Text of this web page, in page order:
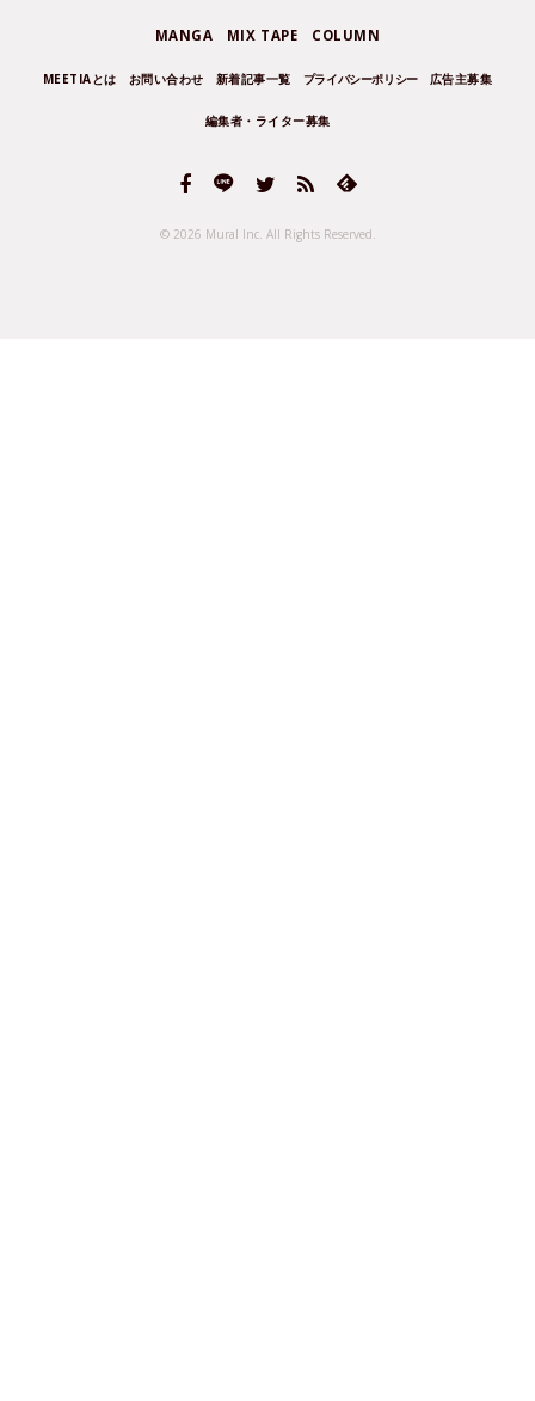
MANGA MIX TAPE COLUMN
MEETIAとは お問い合わせ 新着記事一覧 プライバシーポリシー 広告主募集
編集者・ライター募集
© 2026 Mural Inc. All Rights Reserved.